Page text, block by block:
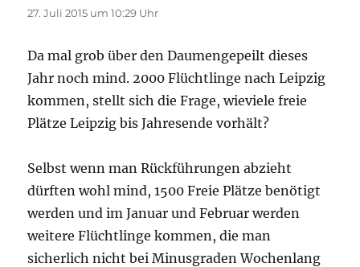
27. Juli 2015 um 10:29 Uhr
Da mal grob über den Daumengepeilt dieses
Jahr noch mind. 2000 Flüchtlinge nach Leipzig
kommen, stellt sich die Frage, wieviele freie
Plätze Leipzig bis Jahresende vorhält?
Selbst wenn man Rückführungen abzieht
dürften wohl mind, 1500 Freie Plätze benötigt
werden und im Januar und Februar werden
weitere Flüchtlinge kommen, die man
sicherlich nicht bei Minusgraden Wochenlang